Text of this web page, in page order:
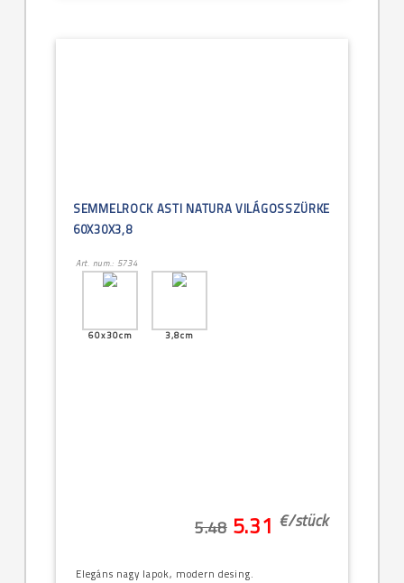
SEMMELROCK ASTI NATURA VILÁGOSSZÜRKE
60X30X3,8
Art. num.: 5734
60x30cm 3,8cm
5.48 5.31 €/stück
Elegáns nagy lapok, modern desing.